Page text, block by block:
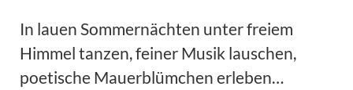
In lauen Sommernächten unter freiem
Himmel tanzen, feiner Musik lauschen,
poetische Mauerblümchen erleben…